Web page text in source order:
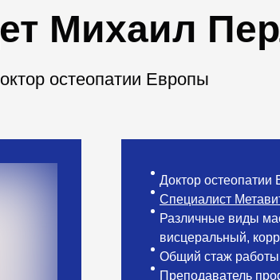
Михаил
остеопатии Европы
Доктор остеопатии
Специалист
Различные виды
висцеральный,
Общий стаж работы
Преподаватель